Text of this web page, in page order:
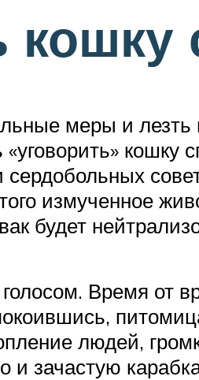
кошку
меры и
кошку
сердобольных
измученное
будет
Время от
людей,
и зачастую